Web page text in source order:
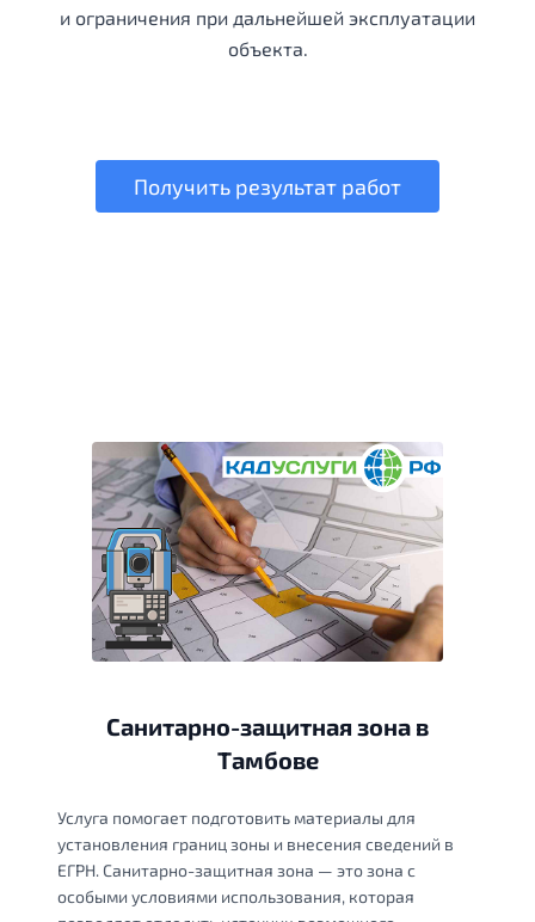
и ограничения при дальнейшей эксплуатации
объекта.
Получить результат работ
Санитарно-защитная зона в
Тамбове
Услуга помогает подготовить материалы для
установления границ зоны и внесения сведений в
ЕГРН. Санитарно-защитная зона — это зона с
особыми условиями использования, которая